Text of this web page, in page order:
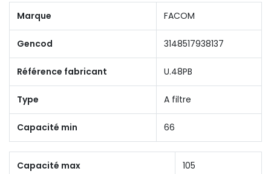
Marque FACOM
Gencod 3148517938137
Référence fabricant U.48PB
Type A filtre
Capacité min 66
Capacité max 105